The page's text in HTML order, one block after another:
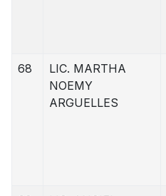
68
LIC. MARTHA
NOEMY
ARGUELLES